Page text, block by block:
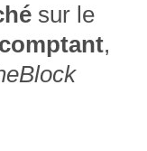
sur le
,